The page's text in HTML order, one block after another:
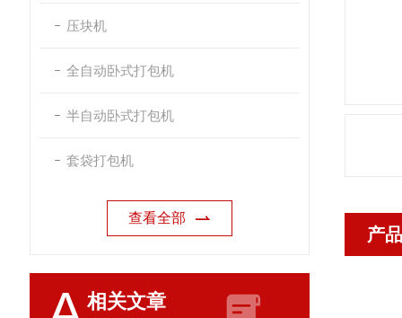
压块机
全自动卧式打包机
半自动卧式打包机
套袋打包机
查看全部
相关文章
产